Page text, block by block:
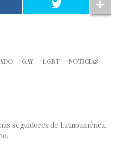
GAY LGBT
NOTICIAS
seguidores de Latinoamérica.